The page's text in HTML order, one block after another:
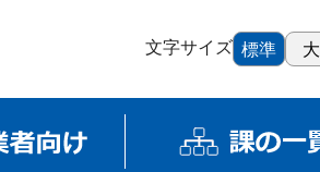
文字サイズ 標準 大